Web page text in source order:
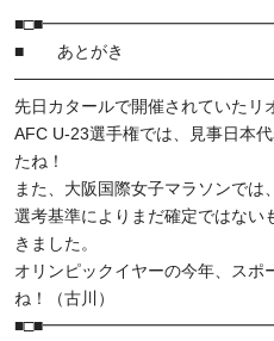
■ あとがき
先日カタールで開催されていたリ
AFC U-23選手権では、見事日本
たね！
また、大阪国際女子マラソンで
選考基準によりまだ確定ではない
きました。
オリンピックイヤーの今年、スポ
ね！（古川）